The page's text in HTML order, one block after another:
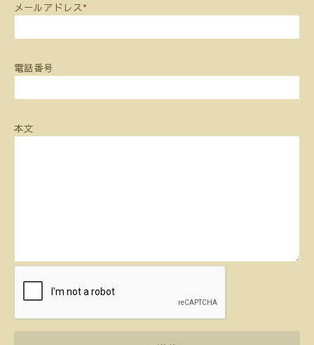
メールアドレス*
電話番号
本文